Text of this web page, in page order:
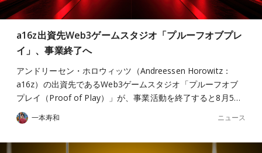
a16z出資先Web3ゲームスタジオ「プルーフオブプレ
イ」、事業終了へ
アンドリーセン・ホロウィッツ（Andreessen Horowitz：
a16z）の出資先であるWeb3ゲームスタジオ「プルーフオブ
プレイ（Proof of Play）」が、事業活動を終了すると8月5…
一本寿和 ニュース